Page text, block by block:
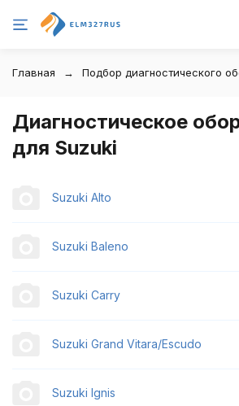
Главная Подбор диагностического
Диагностическое
для Suzuki
Suzuki Alto
Suzuki Baleno
Suzuki Carry
Suzuki Grand Vitara/Escudo
Suzuki Ignis